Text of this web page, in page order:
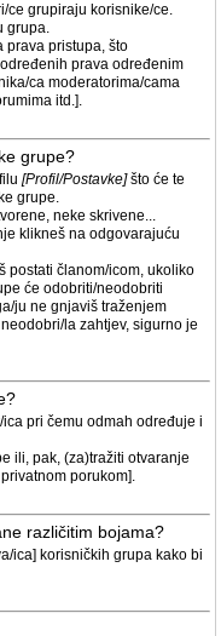
ce grupiraju korisnike/ce.
grupa.
pristupa, što
prava određenim
ca moderatorima/cama
itd.].
grupe?
[Profil/Postavke]što će te
grupe.
neke skrivene...
klikneš na odgovarajuću
postati članom/icom, ukoliko
će odobriti/neodobriti
ju ne gnjaviš traženjem
la zahtjev, sigurno je
pri čemu odmah određuje i
ili, pak, (za)tražiti otvaranje
porukom].
različitim bojama?
ica] korisničkih grupa kako bi